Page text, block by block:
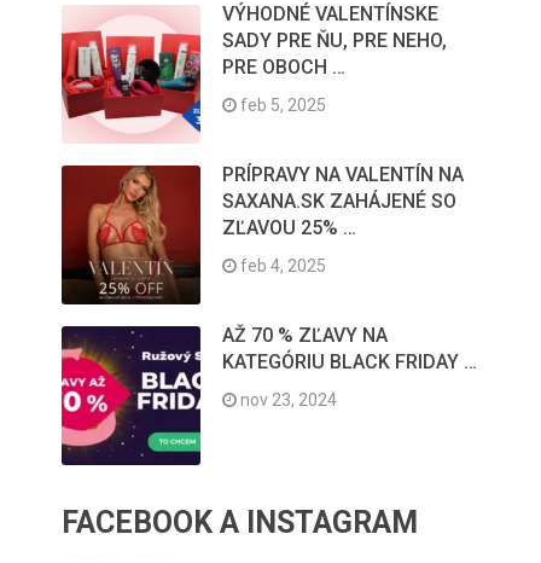
VÝHODNÉ VALENTÍNSKE
SADY PRE ŇU, PRE NEHO,
PRE OBOCH …
feb 5, 2025
PRÍPRAVY NA VALENTÍN NA
SAXANA.SK ZAHÁJENÉ SO
ZĽAVOU 25% …
feb 4, 2025
AŽ 70 % ZĽAVY NA
KATEGÓRIU BLACK FRIDAY …
nov 23, 2024
FACEBOOK A INSTAGRAM